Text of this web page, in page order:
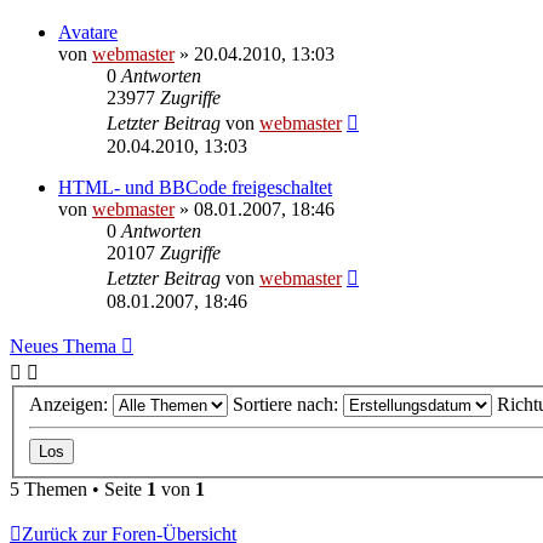
Avatare
von webmaster» 20.04.2010, 13:03
0 Antworten
23977 Zugriffe
Letzter Beitrag von webmaster
20.04.2010, 13:03
HTML- und BBCode freigeschaltet
von webmaster» 08.01.2007, 18:46
0 Antworten
20107 Zugriffe
Letzter Beitrag von webmaster
08.01.2007, 18:46
Neues Thema
Anzeigen: Sortiere nach:
5 Themen • Seite 1 von 1
Zurück zur Foren-Übersicht